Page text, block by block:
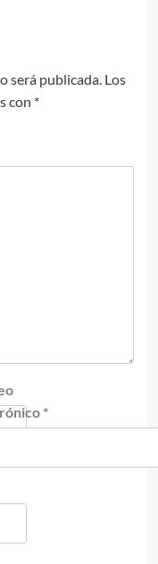
será publicada. Los
con *
*